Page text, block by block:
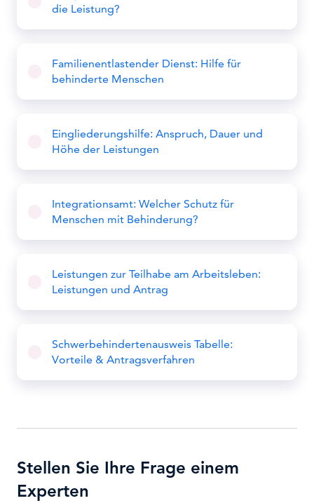
die Leistung?
Familienentlastender Dienst: Hilfe für
behinderte Menschen
Eingliederungshilfe: Anspruch, Dauer und
Höhe der Leistungen
Integrationsamt: Welcher Schutz für
Menschen mit Behinderung?
Leistungen zur Teilhabe am Arbeitsleben:
Leistungen und Antrag
Schwerbehindertenausweis Tabelle:
Vorteile & Antragsverfahren
Stellen Sie Ihre Frage einem
Experten